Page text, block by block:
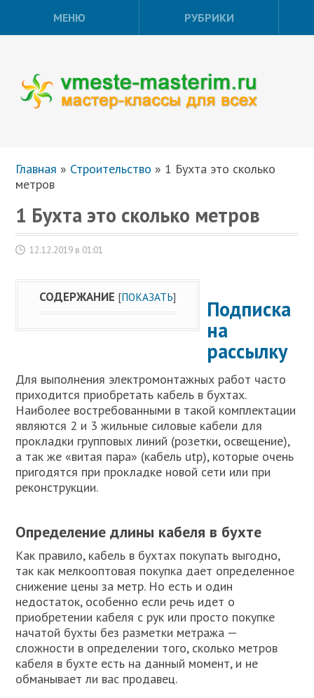
МЕНЮ РУБРИКИ
Главная » Строительство » 1 Бухта это сколько
метров
1 Бухта это сколько метров
12.12.2019 в 01:01
СОДЕРЖАНИЕ [ПОКАЗАТЬ]
Подписка
на
рассылку
Для выполнения электромонтажных работ часто
приходится приобретать кабель в бухтах.
Наиболее востребованными в такой комплектации
являются 2 и 3 жильные силовые кабели для
прокладки групповых линий (розетки, освещение),
а так же «витая пара» (кабель utp), которые очень
пригодятся при прокладке новой сети или при
реконструкции.
Определение длины кабеля в бухте
Как правило, кабель в бухтах покупать выгодно,
так как мелкооптовая покупка дает определенное
снижение цены за метр. Но есть и один
недостаток, особенно если речь идет о
приобретении кабеля с рук или просто покупке
начатой бухты без разметки метража —
сложности в определении того, сколько метров
кабеля в бухте есть на данный момент, и не
обманывает ли вас продавец.